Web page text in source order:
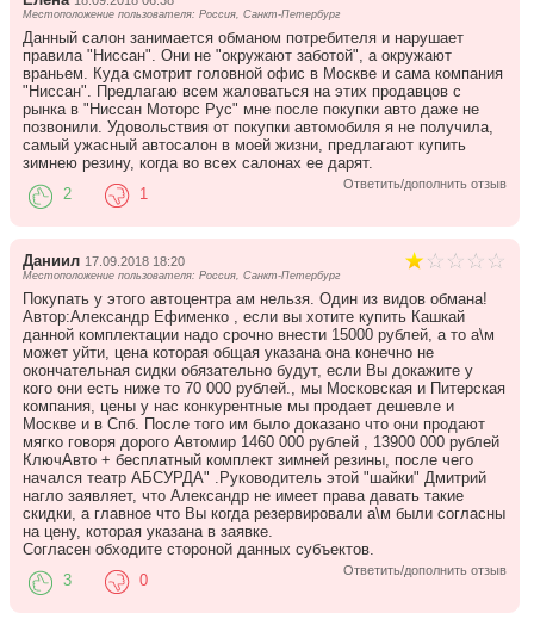
Местоположение пользователя: Россия, Санкт-Петербург
Данный салон занимается обманом потребителя и нарушает
правила "Ниссан". Они не "окружают заботой", а окружают
враньем. Куда смотрит головной офис в Москве и сама компания
"Ниссан". Предлагаю всем жаловаться на этих продавцов с
рынка в "Ниссан Моторс Рус" мне после покупки авто даже не
позвонили. Удовольствия от покупки автомобиля я не получила,
самый ужасный автосалон в моей жизни, предлагают купить
зимнею резину, когда во всех салонах ее дарят.
Ответить/дополнить отзыв
2 1
Даниил 17.09.2018 18:20
Местоположение пользователя: Россия, Санкт-Петербург
Покупать у этого автоцентра ам нельзя. Один из видов обмана!
Автор:Александр Ефименко , если вы хотите купить Кашкай
данной комплектации надо срочно внести 15000 рублей, а то а\м
может уйти, цена которая общая указана она конечно не
окончательная сидки обязательно будут, если Вы докажите у
кого они есть ниже то 70 000 рублей., мы Московская и Питерская
компания, цены у нас конкурентные мы продает дешевле и
Москве и в Спб. После того им было доказано что они продают
мягко говоря дорого Автомир 1460 000 рублей , 13900 000 рублей
КлючАвто + бесплатный комплект зимней резины, после чего
начался театр АБСУРДА" .Руководитель этой "шайки" Дмитрий
нагло заявляет, что Александр не имеет права давать такие
скидки, а главное что Вы когда резервировали а\м были согласны
на цену, которая указана в заявке.
Согласен обходите стороной данных субъектов.
Ответить/дополнить отзыв
3 0